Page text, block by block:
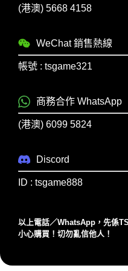
(港澳) 5668 4158
WeChat 銷售熱線
帳號 : tsgame321
商務合作 WhatsApp
(港澳) 6099 5824
Discord
ID : tsgame888
以上電話／WhatsApp，先係
⼩⼼購買！切勿亂信他⼈！